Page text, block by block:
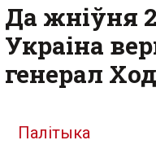
Да жніўня
Украіна
генерал
Палітыка